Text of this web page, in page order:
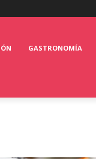
GASTRONOMÍA